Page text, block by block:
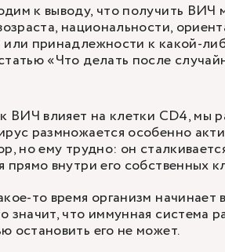
к выводу, что получить ВИЧ
национальности,
или принадлежности к какой-
«Что делать после
ВИЧ влияет на клетки CD4, мы
размножается особенно
но ему трудно: он
прямо внутри его собственных
то время организм начинает
значит, что иммунная система
остановить его не может.